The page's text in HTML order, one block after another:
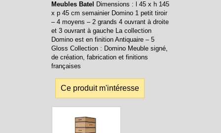
Meubles Batel
Dimensions : l 45 x h 145
x p 45 cm semainier Domino 1 petit tiroir
– 4 moyens – 2 grands 4 ouvrant à droite
et 3 ouvrant à gauche La collection
Domino est en finition Antiquaire – 5
Gloss Collection : Domino Meuble signé,
de création, fabrication et finitions
françaises
Ce produit m'intéresse